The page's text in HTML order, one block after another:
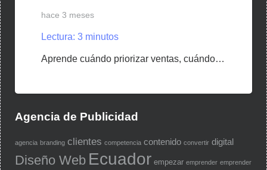
hace 3 meses
Lectura: 3 minutos
Aprende cuándo priorizar ventas, cuándo…
Agencia de Publicidad
agencia branding clientes competencia contenido convertir digital
Diseño Web Ecuador empezar emprender emprender